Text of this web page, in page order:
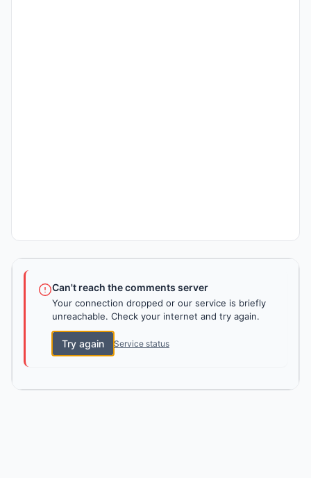
Can't reach the comments server
Your connection dropped or our service is briefly
unreachable. Check your internet and try again.
Try again Service status